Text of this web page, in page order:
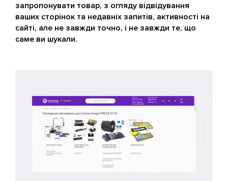
запропонувати товар, з огляду відвідування
ваших сторінок та недавніх запитів, активності на
сайті, але не завжди точно, і не завжди те, що
саме ви шукали.